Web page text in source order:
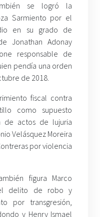
se logró la
Sarmiento por el
en su grado de
Jonathan Adonay
responsable de
pendía una orden
de 2018.
fiscal contra
como supuesto
de actos de lujuria
Velásquez Moreira
por violencia
figura Marco
delito de robo y
por transgresión,
y Henry Ismael